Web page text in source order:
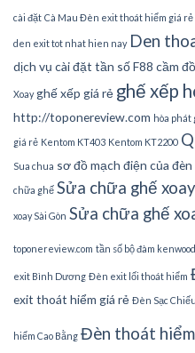
cài đặt Cà Mau Đèn exit thoát hiểm giá rẻ
den exit tot nhat hien nay Den
dịch vụ cài đặt tần sốF88 cầm đồ
Xoay ghế xếp giá rẻ ghế xếp
http://toponereview.com hòa phát
giá rẻ Kentom KT403 Kentom KT2200
Sua chua sơ đồ mạch điện của
chữa ghế Sửa chữa ghế xoay
xoay Sài Gòn Sửa chữa ghế
toponereview.com tần số bộ đàm kenwood
exit Bình Dương Đèn exit lối thoát hiểm
exit thoát hiểm giá rẻ Đèn Sạc
hiểm Cao Bằng Đèn thoát